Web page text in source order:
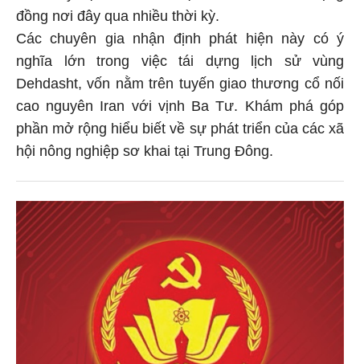
đồng nơi đây qua nhiều thời kỳ.
Các chuyên gia nhận định phát hiện này có ý
nghĩa lớn trong việc tái dựng lịch sử vùng
Dehdasht, vốn nằm trên tuyến giao thương cổ nối
cao nguyên Iran với vịnh Ba Tư. Khám phá góp
phần mở rộng hiểu biết về sự phát triển của các xã
hội nông nghiệp sơ khai tại Trung Đông.